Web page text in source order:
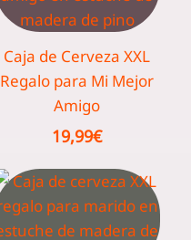
Caja de Cerveza XXL
Regalo para Mi Mejor
Amigo
19,99€